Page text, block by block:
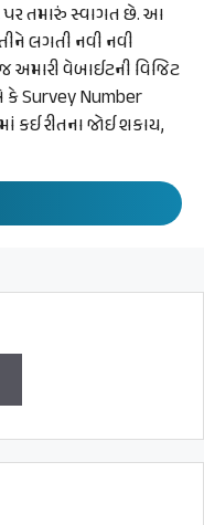
પર તમારું સ્વાગત છે. આ
લગતી નવી નવી
અમારી વેબાઈટની વિજિટ
Survey Number
કઈ રીતના જોઈ શકાય,